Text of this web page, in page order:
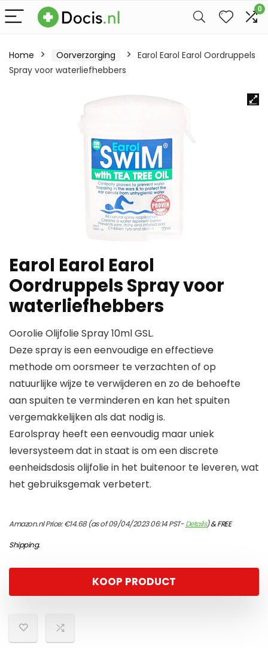
0
Home Oorverzorging
Earol Earol Earol Oordruppels
Spray voor waterliefhebbers
Earol Earol Earol
Oordruppels Spray voor
waterliefhebbers
Oorolie Olijfolie Spray 10ml GSL.
Deze spray is een eenvoudige en effectieve
methode om oorsmeer te verzachten of op
natuurlijke wijze te verwijderen en zo de behoefte
aan spuiten te verminderen en kan het spuiten
vergemakkelijken als dat nodig is.
Earolspray heeft een eenvoudig maar uniek
leversysteem dat in staat is om een discrete
eenheidsdosis olijfolie in het buitenoor te leveren, wat
het gebruiksgemak verbetert.
Amazon.nl Price:€14.68(as of 09/04/2023 06:14 PST-Details)&FREE
Shipping.
KOOP PRODUCT